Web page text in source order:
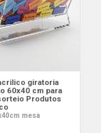
giratoria
60x40 cm para
Produtos
mesa